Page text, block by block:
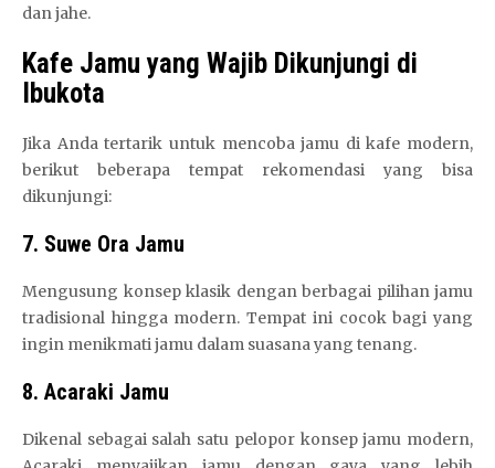
dan jahe.
Kafe Jamu yang Wajib Dikunjungi di
Ibukota
Jika Anda tertarik untuk mencoba jamu di kafe modern,
berikut beberapa tempat rekomendasi yang bisa
dikunjungi:
7. Suwe Ora Jamu
Mengusung konsep klasik dengan berbagai pilihan jamu
tradisional hingga modern. Tempat ini cocok bagi yang
ingin menikmati jamu dalam suasana yang tenang.
8. Acaraki Jamu
Dikenal sebagai salah satu pelopor konsep jamu modern,